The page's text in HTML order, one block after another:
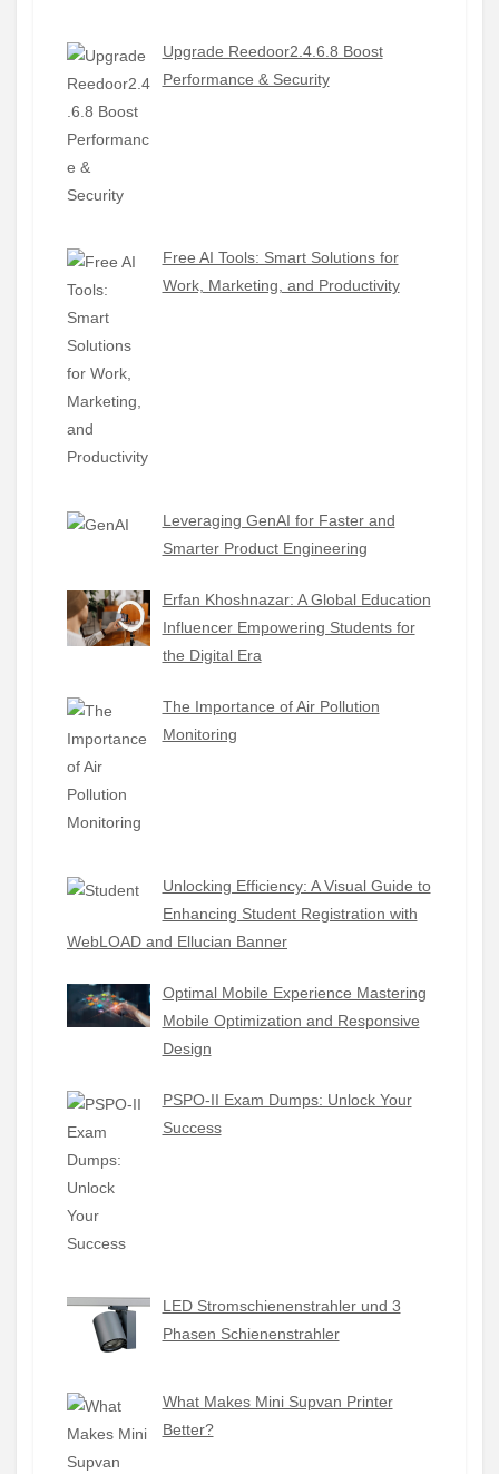
Upgrade Reedoor2.4.6.8 Boost
Performance & Security
Free AI Tools: Smart Solutions for
Work, Marketing, and Productivity
Leveraging GenAI for Faster and
Smarter Product Engineering
Erfan Khoshnazar: A Global Education
Influencer Empowering Students for
the Digital Era
The Importance of Air Pollution
Monitoring
Unlocking Efficiency: A Visual Guide to
Enhancing Student Registration with
WebLOAD and Ellucian Banner
Optimal Mobile Experience Mastering
Mobile Optimization and Responsive
Design
PSPO-II Exam Dumps: Unlock Your
Success
LED Stromschienenstrahler und 3
Phasen Schienenstrahler
What Makes Mini Supvan Printer
Better?